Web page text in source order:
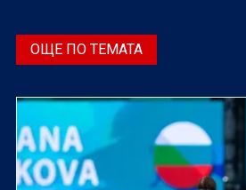
ОЩЕ ПО ТЕМАТА